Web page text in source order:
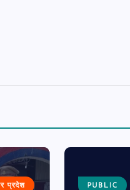
प्रदेश PUBLIC